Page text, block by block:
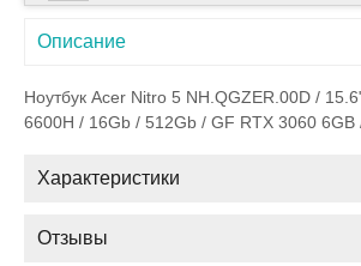
Описание
Ноутбук Acer Nitro 5 NH.QGZER.00D /
6600H / 16Gb / 512Gb / GF RTX 3060 6GB
Характеристики
Отзывы